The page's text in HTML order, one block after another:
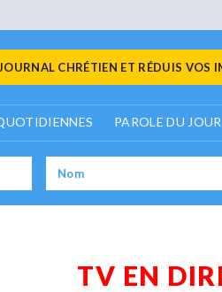
CHRÉTIEN ET RÉDUIS VOS
PAROLE DU JOUR
TV EN